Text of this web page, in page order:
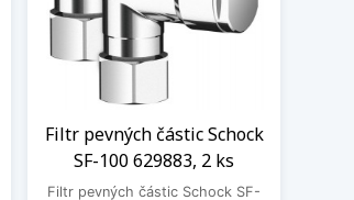
Filtr pevných částic Schock
SF-100 629883, 2 ks
Filtr pevných částic Schock SF-